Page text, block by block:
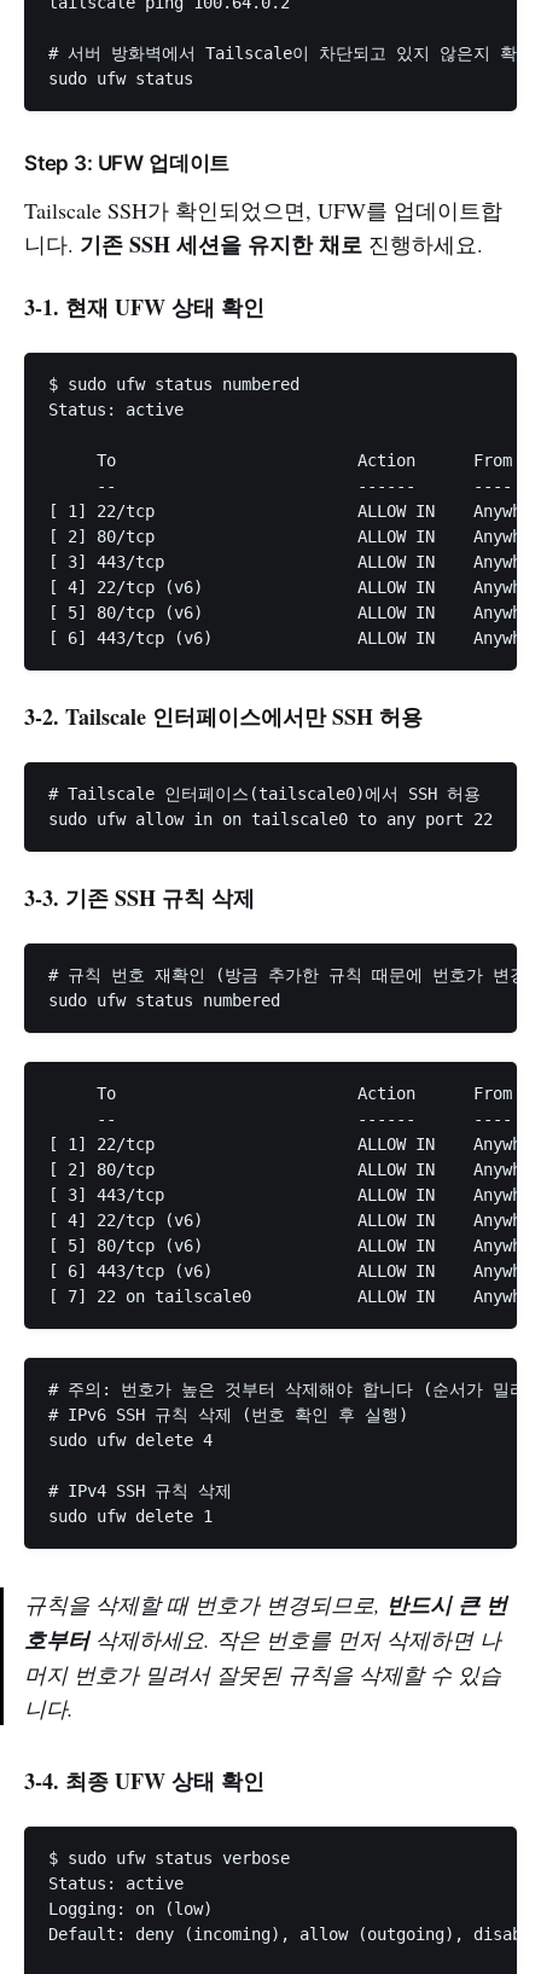
# 서버 방화벽에서 Tailscale이 차단되고 있지 않은지 확인
Step 3: UFW 업데이트
Tailscale SSH가 확인되었으면, UFW를 업데이트합
니다. 기존 SSH 세션을 유지한 채로 진행하세요.
3-1. 현재 UFW 상태 확인
$ sudo ufw status numbered
Status: active
     To                         Action      From
     --                         ------      ----
[ 1] 22/tcp                     ALLOW IN
[ 2] 80/tcp                     ALLOW IN
[ 3] 443/tcp                    ALLOW IN
[ 4] 22/tcp (v6)                ALLOW IN
[ 5] 80/tcp (v6)                ALLOW IN
3-2. Tailscale 인터페이스에서만 SSH 허용
# Tailscale 인터페이스(tailscale0)에서 SSH 허용
3-3. 기존 SSH 규칙 삭제
# 규칙 번호 재확인 (방금 추가한 규칙 때문에 번호가 변경
     To                         Action      From
     --                         ------      ----
[ 1] 22/tcp                     ALLOW IN
[ 2] 80/tcp                     ALLOW IN
[ 3] 443/tcp                    ALLOW IN
[ 4] 22/tcp (v6)                ALLOW IN
[ 5] 80/tcp (v6)                ALLOW IN
[ 6] 443/tcp (v6)               ALLOW IN
# 주의: 번호가 높은 것부터 삭제해야 합니다 (순서가 밀리
# IPv6 SSH 규칙 삭제 (번호 확인 후 실행)
sudo ufw delete 4
# IPv4 SSH 규칙 삭제
규칙을 삭제할 때 번호가 변경되므로, 반드시 큰 번
호부터삭제하세요. 작은 번호를 먼저 삭제하면 나
머지 번호가 밀려서 잘못된 규칙을 삭제할 수 있습
니다.
3-4. 최종 UFW 상태 확인
$ sudo ufw status verbose
Status: active
Logging: on (low)
Default: deny (incoming), allow (outgoing),